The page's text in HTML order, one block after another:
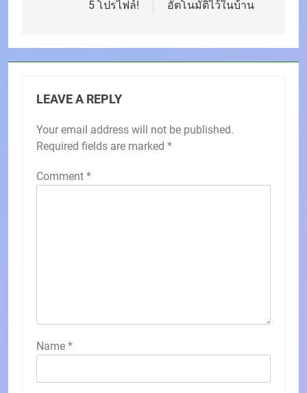
5 โปรไฟล์! อัตโนมัติไว้ในบ้าน
LEAVE A REPLY
Your email address will not be published.
Required fields are marked *
Comment *
Name *